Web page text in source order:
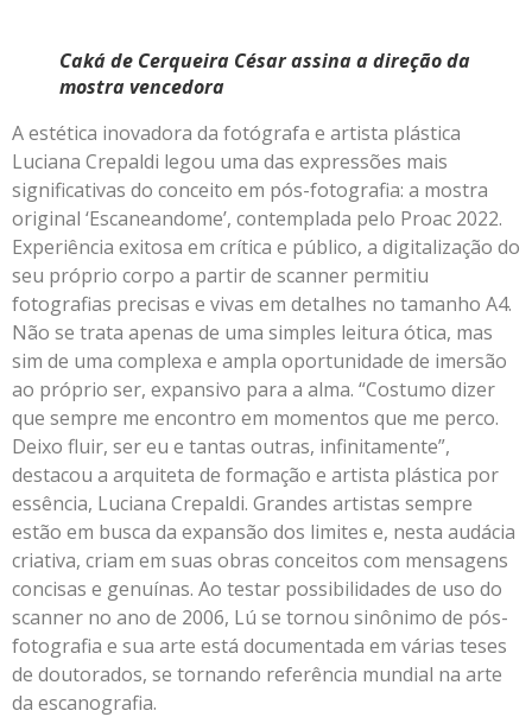
Caká de Cerqueira César assina a direção da
mostra vencedora
A estética inovadora da fotógrafa e artista plástica
Luciana Crepaldi legou uma das expressões mais
significativas do conceito em pós-fotografia: a mostra
original ‘Escaneandome’, contemplada pelo Proac 2022.
Experiência exitosa em crítica e público, a digitalização do
seu próprio corpo a partir de scanner permitiu
fotografias precisas e vivas em detalhes no tamanho A4.
Não se trata apenas de uma simples leitura ótica, mas
sim de uma complexa e ampla oportunidade de imersão
ao próprio ser, expansivo para a alma. “Costumo dizer
que sempre me encontro em momentos que me perco.
Deixo fluir, ser eu e tantas outras, infinitamente”,
destacou a arquiteta de formação e artista plástica por
essência, Luciana Crepaldi. Grandes artistas sempre
estão em busca da expansão dos limites e, nesta audácia
criativa, criam em suas obras conceitos com mensagens
concisas e genuínas. Ao testar possibilidades de uso do
scanner no ano de 2006, Lú se tornou sinônimo de pós-
fotografia e sua arte está documentada em várias teses
de doutorados, se tornando referência mundial na arte
da escanografia.